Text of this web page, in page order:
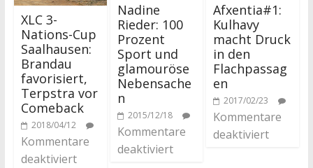
XLC 3-
Nations-Cup
Saalhausen:
Brandau
favorisiert,
Terpstra vor
Comeback
2018/04/12
Kommentare
deaktiviert
Nadine
Rieder: 100
Prozent
Sport und
glamouröse
Nebensache
n
2015/12/18
Kommentare
deaktiviert
Afxentia#1:
Kulhavy
macht Druck
in den
Flachpassag
en
2017/02/23
Kommentare
deaktiviert